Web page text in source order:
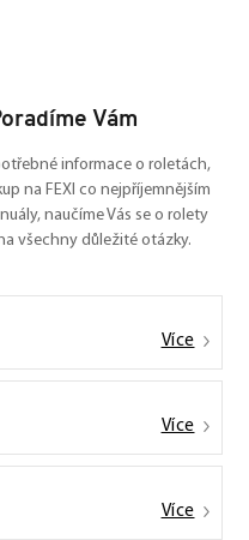
Vám
informace o roletách,
na FEXI co nejpříjemnějším
naučíme Vás se o rolety
všechny důležité otázky.
Více
Více
Více